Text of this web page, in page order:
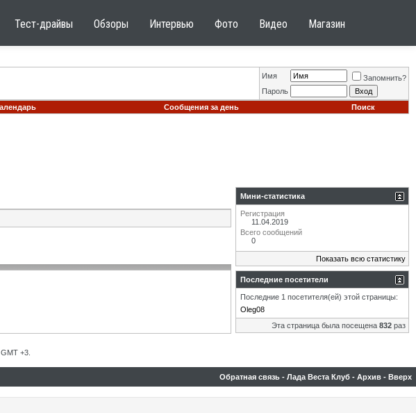
Тест-драйвы Обзоры Интервью Фото Видео Магазин
Имя
Запомнить?
Пароль
Сообщения за день Поиск
Мини-статистика
Регистрация
11.04.2019
Всего сообщений
0
Показать всю статистику
Последние посетители
Последние 1 посетителя(ей) этой страницы:
Oleg08
Эта страница была посещена 832 раз
+3.
Обратная связь - Лада Веста Клуб - Архив - Вверх